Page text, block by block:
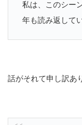
私は、このシー
年も読み返して
話がそれて申し訳あ